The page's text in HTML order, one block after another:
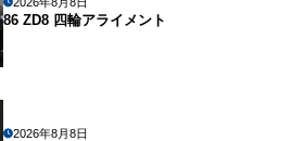
86 ZD8 四輪アライメント
2026年8月8日